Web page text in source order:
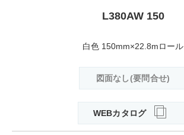
L380AW 150
白色 150mm×22.8mロール
図面なし(要問合せ)
WEBカタログ